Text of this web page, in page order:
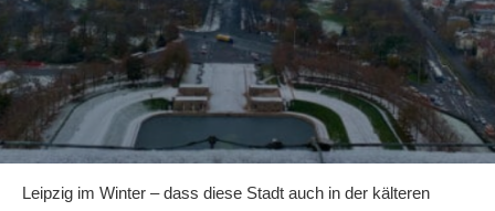
Leipzig im Winter – dass diese Stadt auch in der kälteren